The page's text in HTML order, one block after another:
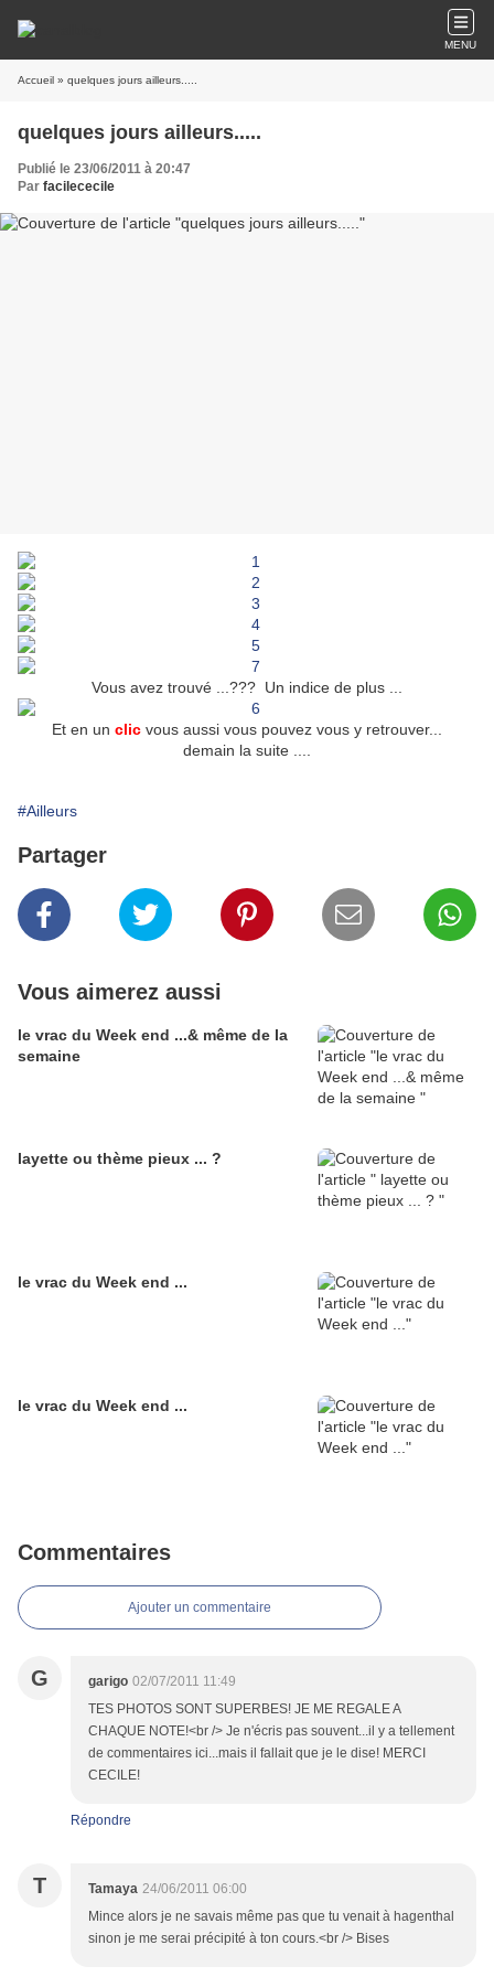
MENU
Accueil » quelques jours ailleurs.....
quelques jours ailleurs.....
Publié le 23/06/2011 à 20:47
Par facilececile
Vous avez trouvé ...??? Un indice de plus ...
Et en un clic vous aussi vous pouvez vous y retrouver...
demain la suite ....
#Ailleurs
Partager
Vous aimerez aussi
le vrac du Week end ...& même de la
semaine
layette ou thème pieux ... ?
le vrac du Week end ...
le vrac du Week end ...
Commentaires
Ajouter un commentaire
G garigo 02/07/2011 11:49
TES PHOTOS SONT SUPERBES! JE ME REGALE A
CHAQUE NOTE!<br /> Je n'écris pas souvent...il y a tellement
de commentaires ici...mais il fallait que je le dise! MERCI
CECILE!
Répondre
T Tamaya 24/06/2011 06:00
Mince alors je ne savais même pas que tu venait à hagenthal
sinon je me serai précipité à ton cours.<br /> Bises